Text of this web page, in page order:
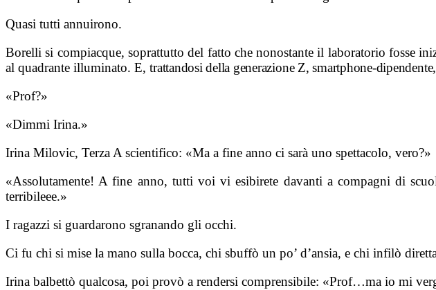
Quasi tutti annuirono.
Borelli si compiacque, soprattutto del fatto che nonostante il laboratorio fosse
al quadrante illuminato. E, trattandosi della generazione Z, smartphone-
«Prof?»
«Dimmi Irina.»
Irina Milovic, Terza A scientifico: «Ma a fine anno ci sarà uno spettacolo, vero?»
«Assolutamente! A fine anno, tutti voi vi esibirete davanti a compagni di
terribileee.»
I ragazzi si guardarono sgranando gli occhi.
Ci fu chi si mise la mano sulla bocca, chi sbuffò un po’ d’ansia, e chi infilò
Irina balbettò qualcosa, poi provò a rendersi comprensibile: «Prof…ma io mi